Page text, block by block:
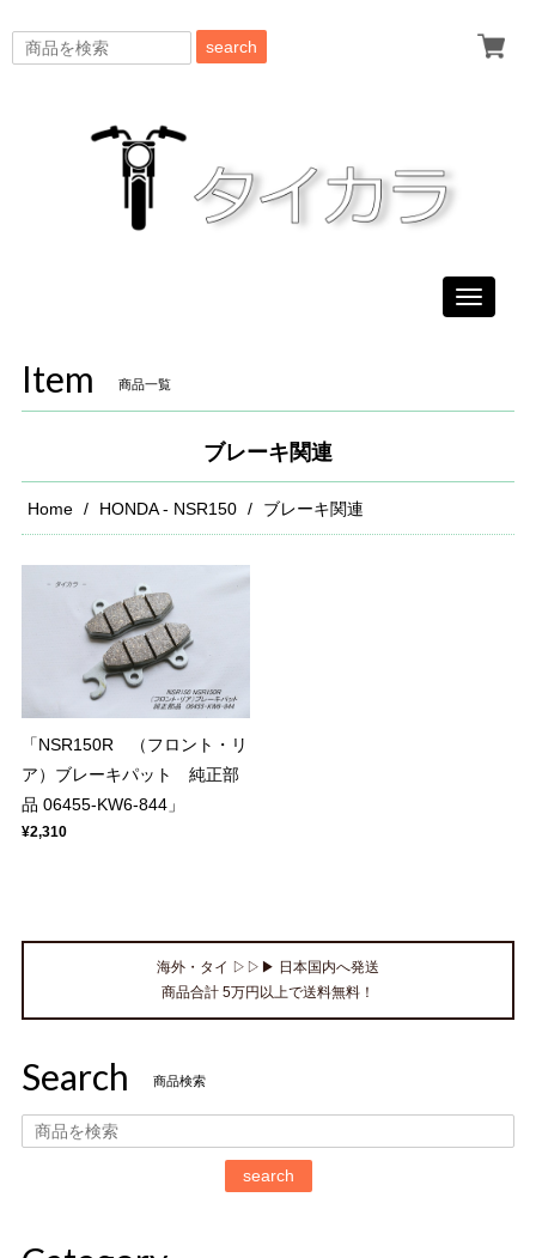
search
Toggle
Item 商品一覧
ブレーキ関連
Home HONDA - NSR150 ブレーキ関連
「NSR150R （フロント・リ
ア）ブレーキパット 純正部
品 06455-KW6-844」
¥2,310
海外・タイ ▷▷▶ 日本国内へ発送
商品合計 5万円以上で送料無料！
Search 商品検索
search